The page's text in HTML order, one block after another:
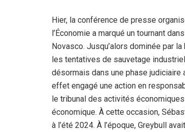
Hier, la conférence de presse
l’Économie a marqué un tournant
Novasco. Jusqu’alors dominée par
les tentatives de sauvetage
désormais dans une phase judiciaire
effet engagé une action en
le tribunal des activités
économique. À cette occasion,
à l’été 2024. À l’époque, Greybull